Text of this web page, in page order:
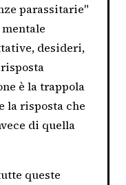
parassitarie"
desideri,
è la trappola
la risposta che
di quella
queste